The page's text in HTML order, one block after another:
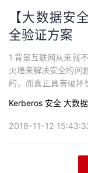
【大数据安
全验证方案
1.背景互联网从来就
火墙来解决安全的问
的，而真正具有破
为数据安全问题被
前，Hadoop并不提
Kerberos 安全 大数据
2018-11-12